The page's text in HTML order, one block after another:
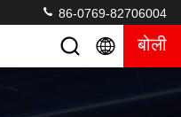
86-0769-82706004
बोली